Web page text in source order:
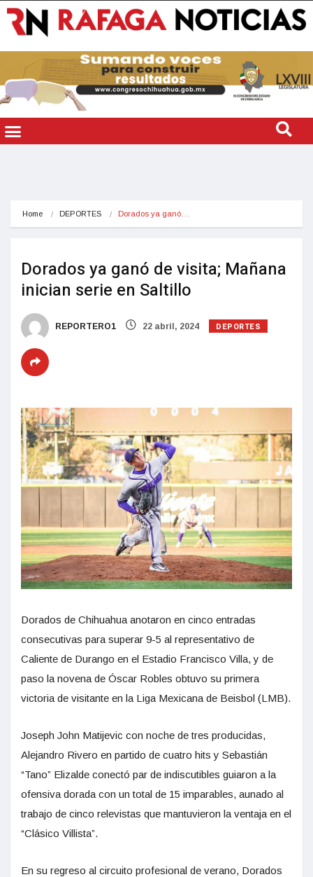
Home DEPORTES Dorados ya ganó…
Dorados ya ganó de visita; Mañana
inician serie en Saltillo
REPORTERO1 22 abril, 2024 DEPORTES
Dorados de Chihuahua anotaron en cinco entradas
consecutivas para superar 9-5 al representativo de
Caliente de Durango en el Estadio Francisco Villa, y de
paso la novena de Óscar Robles obtuvo su primera
victoria de visitante en la Liga Mexicana de Beisbol (LMB).
Joseph John Matijevic con noche de tres producidas,
Alejandro Rivero en partido de cuatro hits y Sebastián
“Tano” Elizalde conectó par de indiscutibles guiaron a la
ofensiva dorada con un total de 15 imparables, aunado al
trabajo de cinco relevistas que mantuvieron la ventaja en el
“Clásico Villista”.
En su regreso al circuito profesional de verano, Dorados